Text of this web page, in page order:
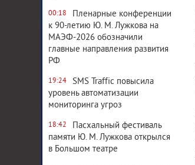
00:18
Пленарные конференции
к 90-летию Ю. М. Лужкова на
МАЭФ-2026 обозначили
главные направления развития
РФ
19:24
SMS Traffic повысила
уровень автоматизации
мониторинга угроз
18:42
Пасхальный фестиваль
памяти Ю. М. Лужкова открылся
в Большом театре